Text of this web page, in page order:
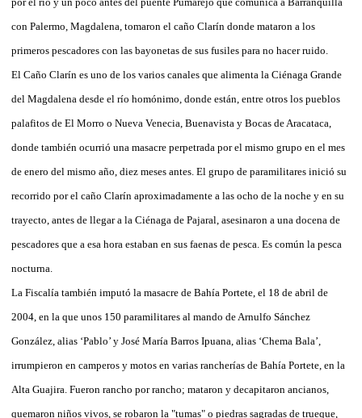
con Palermo, Magdalena, tomaron el caño Clarín donde mataron a los
primeros pescadores con las bayonetas de sus fusiles para no hacer ruido.
El Caño Clarín es uno de los varios canales que alimenta la Ciénaga Grande
del Magdalena desde el río homónimo, donde están, entre otros los pueblos
palafitos de El Morro o Nueva Venecia, Buenavista y Bocas de Aracataca,
donde también ocurrió una masacre perpetrada por el mismo grupo en el mes
de enero del mismo año, diez meses antes. El grupo de paramilitares inició su
recorrido por el caño Clarín aproximadamente a las ocho de la noche y en su
trayecto, antes de llegar a la Ciénaga de Pajaral, asesinaron a una docena de
pescadores que a esa hora estaban en sus faenas de pesca. Es común la pesca
nocturna.
La Fiscalía también imputó la masacre de Bahía Portete, el 18 de abril de
2004, en la que unos 150 paramilitares al mando de Arnulfo Sánchez
González, alias ‘Pablo’ y José María Barros Ipuana, alias ‘Chema Bala’,
irrumpieron en camperos y motos en varias rancherías de Bahía Portete, en la
Alta Guajira. Fueron rancho por rancho; mataron y decapitaron ancianos,
quemaron niños vivos, se robaron la "tumas" o piedras sagradas de trueque,